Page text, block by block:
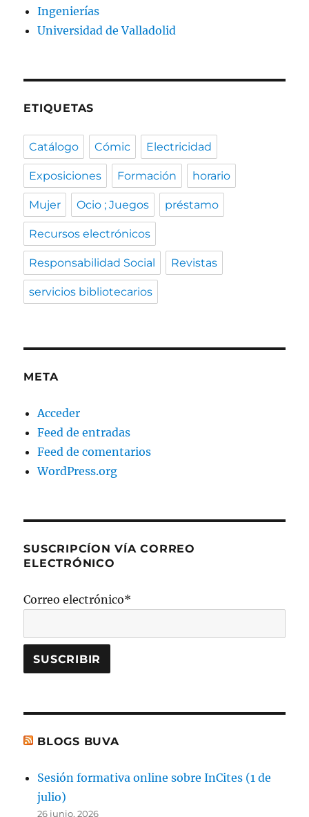
Ingenierías
Universidad de Valladolid
ETIQUETAS
Catálogo Cómic Electricidad
Exposiciones Formación horario
Mujer Ocio ; Juegos préstamo
Recursos electrónicos
Responsabilidad Social Revistas
servicios bibliotecarios
META
Acceder
Feed de entradas
Feed de comentarios
WordPress.org
SUSCRIPCÍON VÍA CORREO
ELECTRÓNICO
Correo electrónico*
BLOGS BUVA
Sesión formativa online sobre InCites (1 de
julio)
26 junio, 2026